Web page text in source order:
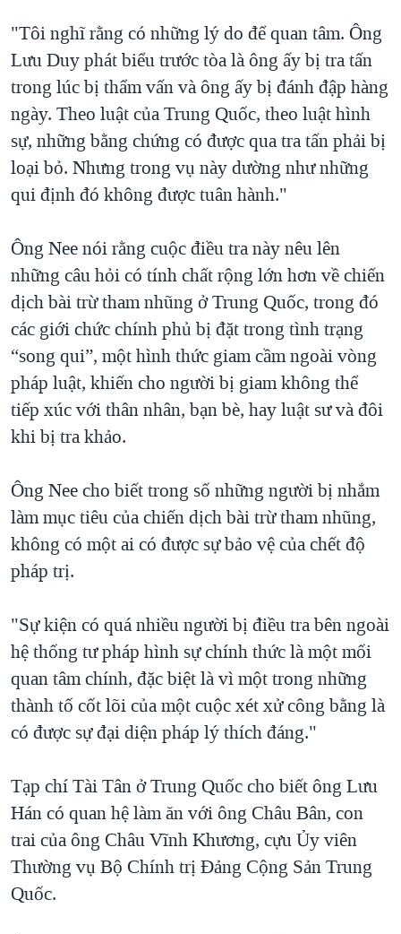
"Tôi nghĩ rằng có những lý do để quan tâm. Ông
Lưu Duy phát biểu trước tòa là ông ấy bị tra tấn
trong lúc bị thẩm vấn và ông ấy bị đánh đập hàng
ngày. Theo luật của Trung Quốc, theo luật hình
sự, những bằng chứng có được qua tra tấn phải bị
loại bỏ. Nhưng trong vụ này dường như những
qui định đó không được tuân hành."
Ông Nee nói rằng cuộc điều tra này nêu lên
những câu hỏi có tính chất rộng lớn hơn về chiến
dịch bài trừ tham nhũng ở Trung Quốc, trong đó
các giới chức chính phủ bị đặt trong tình trạng
“song qui”, một hình thức giam cầm ngoài vòng
pháp luật, khiến cho người bị giam không thể
tiếp xúc với thân nhân, bạn bè, hay luật sư và đôi
khi bị tra khảo.
Ông Nee cho biết trong số những người bị nhắm
làm mục tiêu của chiến dịch bài trừ tham nhũng,
không có một ai có được sự bảo vệ của chết độ
pháp trị.
"Sự kiện có quá nhiều người bị điều tra bên ngoài
hệ thống tư pháp hình sự chính thức là một mối
quan tâm chính, đặc biệt là vì một trong những
thành tố cốt lõi của một cuộc xét xử công bằng là
có được sự đại diện pháp lý thích đáng."
Tạp chí Tài Tân ở Trung Quốc cho biết ông Lưu
Hán có quan hệ làm ăn với ông Châu Bân, con
trai của ông Châu Vĩnh Khương, cựu Ủy viên
Thường vụ Bộ Chính trị Đảng Cộng Sản Trung
Quốc.